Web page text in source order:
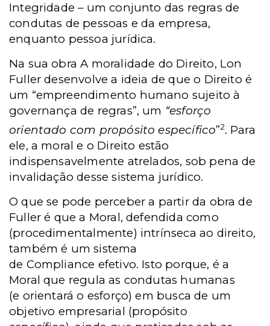
Integridade – um conjunto das regras de
condutas de pessoas e da empresa,
enquanto pessoa jurídica.
Na sua obra A moralidade do Direito, Lon
Fuller desenvolve a ideia de que o Direito é
um “empreendimento humano sujeito à
governança de regras”, um “esforço
orientado com propósito específico”2. Para
ele, a moral e o Direito estão
indispensavelmente atrelados, sob pena de
invalidação desse sistema jurídico.
O que se pode perceber a partir da obra de
Fuller é que a Moral, defendida como
(procedimentalmente) intrínseca ao direito,
também é um sistema
de Compliance efetivo. Isto porque, é a
Moral que regula as condutas humanas
(e orientará o esforço) em busca de um
objetivo empresarial (propósito